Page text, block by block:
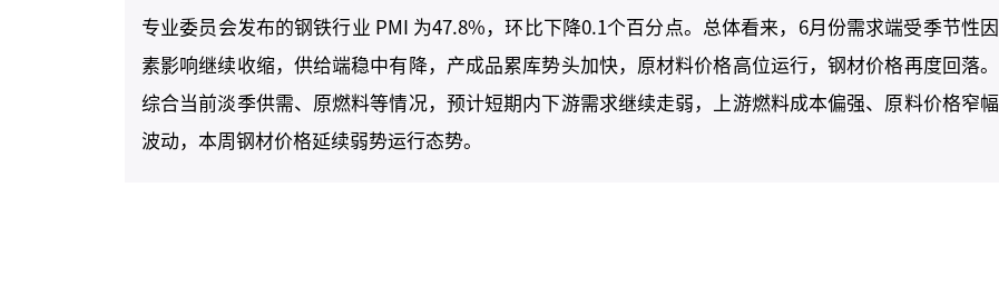
专业委员会发布的钢铁行业 PMI 为47.8%，环比下降0.1个百分点。总体看来，6月份需求端受季节性因
素影响继续收缩，供给端稳中有降，产成品累库势头加快，原材料价格高位运行，钢材价格再度回落。
综合当前淡季供需、原燃料等情况，预计短期内下游需求继续走弱，上游燃料成本偏强、原料价格窄幅
波动，本周钢材价格延续弱势运行态势。